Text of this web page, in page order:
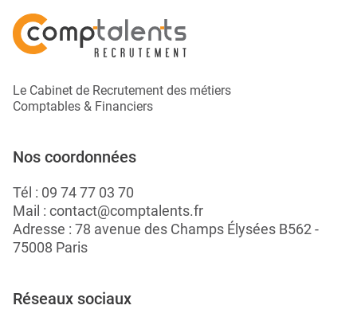
Le Cabinet de Recrutement des métiers
Comptables & Financiers
Nos coordonnées
Tél : 09 74 77 03 70
Mail : contact@comptalents.fr
Adresse : 78 avenue des Champs Élysées B562 -
75008 Paris
Réseaux sociaux